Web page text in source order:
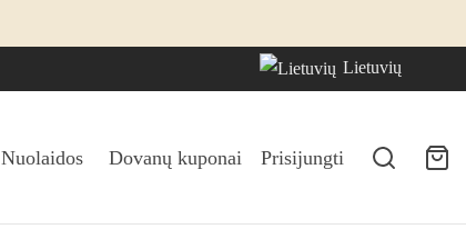
Lietuvių
Nuolaidos Dovanų kuponai Prisijungti